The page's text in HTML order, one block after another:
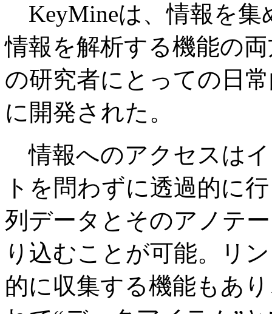
KeyMineは、情報を集
情報を解析する機能の
の研究者にとっての日
に開発された。
情報へのアクセスは
トを問わずに透過的に
列データとそのアノテ
り込むことが可能。リ
的に収集する機能もあ